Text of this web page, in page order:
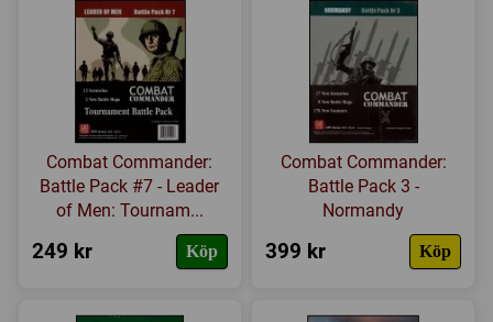
Combat Commander:
Battle Pack #7 - Leader
of Men: Tournam...
249 kr Köp
Combat Commander:
Battle Pack 3 -
Normandy
399 kr Köp